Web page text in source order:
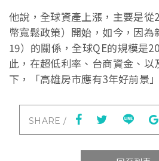
他說，全球資產上漲，主要是從
幣寬鬆政策）開始，如今，因為
19）的關係，全球QE的規模是
此，在超低利率、台商資金、
下，「高雄房市應有3年好前景」